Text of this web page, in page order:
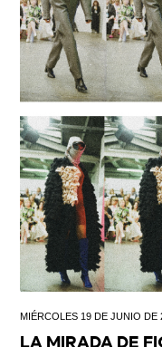
MIÉRCOLES 19 DE JUNIO DE